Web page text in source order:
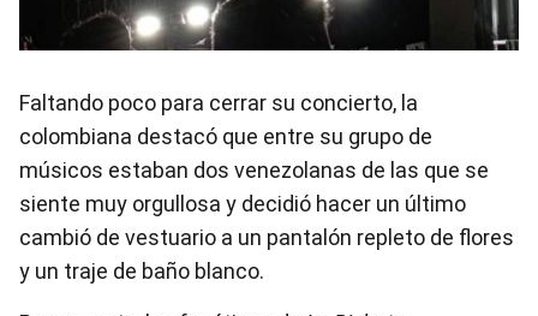
Faltando poco para cerrar su concierto, la
colombiana destacó que entre su grupo de
músicos estaban dos venezolanas de las que se
siente muy orgullosa y decidió hacer un último
cambió de vestuario a un pantalón repleto de flores
y un traje de baño blanco.